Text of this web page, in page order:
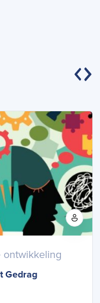
ontwikkeling
Gedrag